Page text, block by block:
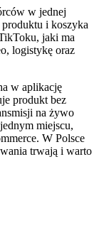
w jednej
i koszyka
jaki ma
logistykę oraz
w aplikację
produkt bez
na żywo
miejscu,
W Polsce
trwają i warto